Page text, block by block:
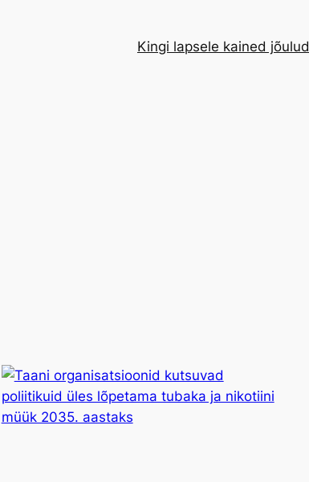
Kingi lapsele kained jõulud